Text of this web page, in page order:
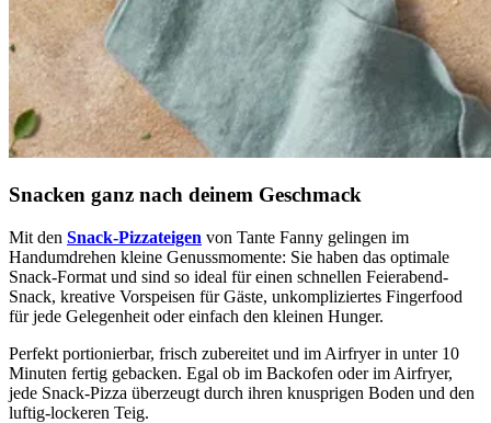
Snacken ganz nach deinem Geschmack
Mit den Snack-Pizzateigen von Tante Fanny gelingen im
Handumdrehen kleine Genussmomente: Sie haben das optimale
Snack-Format und sind so ideal für einen schnellen Feierabend-
Snack, kreative Vorspeisen für Gäste, unkompliziertes Fingerfood
für jede Gelegenheit oder einfach den kleinen Hunger.
Perfekt portionierbar, frisch zubereitet und im Airfryer in unter 10
Minuten fertig gebacken. Egal ob im Backofen oder im Airfryer,
jede Snack-Pizza überzeugt durch ihren knusprigen Boden und den
luftig-lockeren Teig.